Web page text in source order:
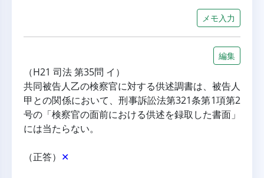
メモ入力
編集
（H21 司法 第35問 イ）
共同被告人乙の検察官に対する供述調書は、被告人
甲との関係において、刑事訴訟法第321条第1項第2
号の「検察官の面前における供述を録取した書面」
には当たらない。
（正答） ✕